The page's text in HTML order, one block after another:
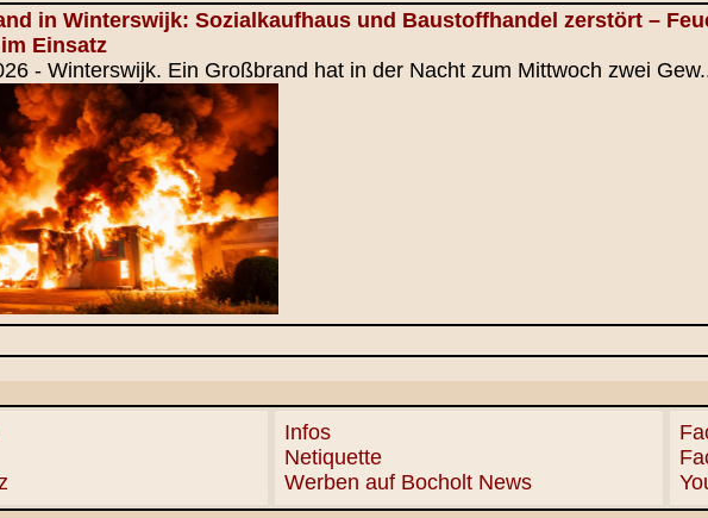
in Winterswijk: Sozialkaufhaus und Baustoffhandel zerstört –
Einsatz
- Winterswijk. Ein Großbrand hat in der Nacht zum Mittwoch zwei
Infos
Netiquette
Werben auf Bocholt News